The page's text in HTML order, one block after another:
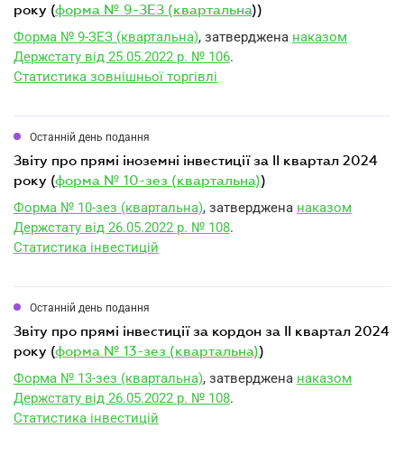
року (форма № 9-ЗЕЗ (квартальна))
Форма № 9-ЗЕЗ (квартальна), затверджена наказом
Держстату від 25.05.2022 р. № 106.
Статистика зовнішньої торгівлі
Останній день подання
звіту про прямі іноземні інвестиції за II квартал 2024
року (форма № 10-зез (квартальна))
Форма № 10-зез (квартальна), затверджена наказом
Держстату від 26.05.2022 р. № 108.
Статистика інвестицій
Останній день подання
звіту про прямі інвестиції за кордон за II квартал 2024
року (форма № 13-зез (квартальна))
Форма № 13-зез (квартальна), затверджена наказом
Держстату від 26.05.2022 р. № 108.
Статистика інвестицій